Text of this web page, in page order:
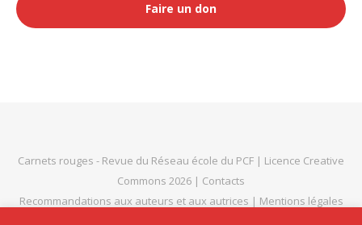
Faire un don
Carnets rouges - Revue du Réseau école du PCF | Licence Creative
Commons 2026 | Contacts
Recommandations aux auteurs et aux autrices | Mentions légales